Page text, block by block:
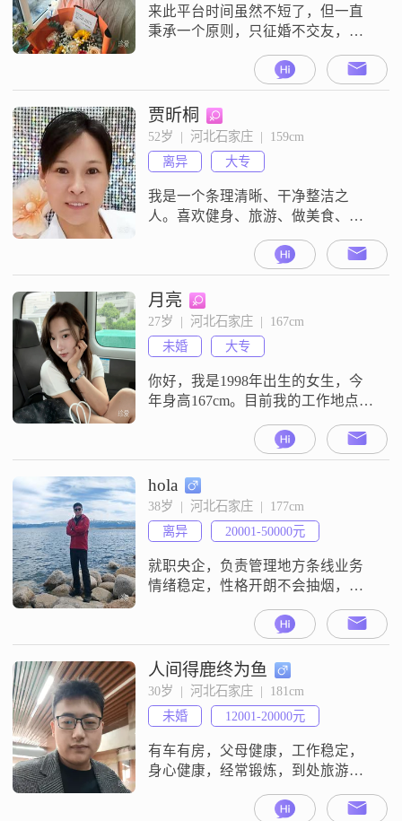
人，情绪也很稳定，不容易受到外
界的影响。
来此平台时间虽然不短了，但一直
秉承一个原则，只征婚不交友，不
闲聊。各位如果感觉有眼缘条件相
当，可以给我留言。我也会看平台
推荐人选，如果觉得合适我会主动
跟您打招呼，您觉得不合适可以不
用回我，不用觉得不好意思或没礼
貌。不找异地的，不找经常出差
的。不找家庭关系复杂的，不找与
过去感情纠缠不清的。我喜欢简单
的生活，简单的社会关系
贾昕桐
52岁  |  河北石家庄  |  159cm
离异
大专
我是一个条理清晰、干净整洁之
人。喜欢健身、旅游、做美食、看
其是规划装修设计之美想找一位温
柔体贴、勤劳善良、热爱生活、幽
默风趣的男士相伴一生。我相信爱
情，相信有缘的你一定会出现，幸
福快乐地白头到老
月亮
27岁  |  河北石家庄  |  167cm
未婚
大专
你好，我是1998年出生的女生，今
年身高167cm。目前我的工作地点在
3001到5000元这个范围。我觉得自
己是一个善解人意的人，平时性格
开朗爱笑，也比较独立自信。对待
生活我保持乐观积极的态度，真诚
可靠是我对自己的要求。我也很热
爱生活，在努力追求事业成就的同
时，也在尝试平衡工作与生活，平
时比
hola
38岁  |  河北石家庄  |  177cm
离异
20001-50000元
就职央企，负责管理地方条线业务
情绪稳定，性格开朗不会抽烟，基
爱好玩玩无人机，滑雪，骑车，王
者，喜欢说走就走的旅行，每月旅
行1-2次左右，每年出国一次独生
子，父母均是医生目前离异状态，
车房均有，六险二金希望对方性格
温柔，情绪稳定，无不良嗜好，体
型苗条爱运动
人间得鹿终为鱼
30岁  |  河北石家庄  |  181cm
未婚
12001-20000元
有车有房，父母健康，工作稳定，
身心健康，经常锻炼，到处旅游，
趣幽默，期待一人，携手一生